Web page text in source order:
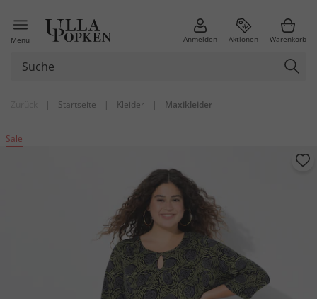
Menü Anmelden Aktionen Warenkorb
| Startseite | Kleider | Maxikleider
Sale